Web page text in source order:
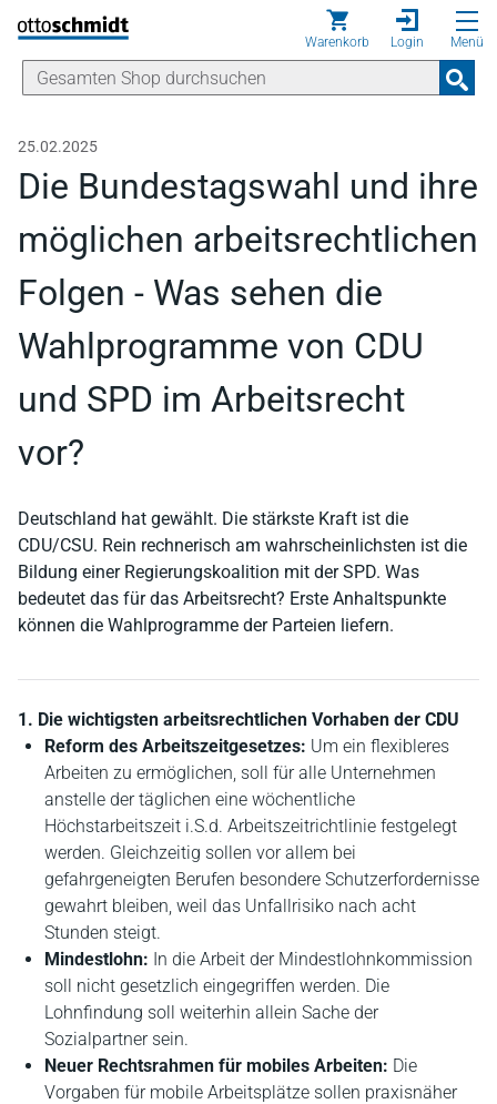
Direkt zum Inhalt
Warenkorb Login Menü
25.02.2025
Die Bundestagswahl und ihre
möglichen arbeitsrechtlichen
Folgen - Was sehen die
Wahlprogramme von CDU
und SPD im Arbeitsrecht
vor?
Deutschland hat gewählt. Die stärkste Kraft ist die
CDU/CSU. Rein rechnerisch am wahrscheinlichsten ist die
Bildung einer Regierungskoalition mit der SPD. Was
bedeutet das für das Arbeitsrecht? Erste Anhaltspunkte
können die Wahlprogramme der Parteien liefern.
1. Die wichtigsten arbeitsrechtlichen Vorhaben der CDU
Reform des Arbeitszeitgesetzes: Um ein flexibleres
Arbeiten zu ermöglichen, soll für alle Unternehmen
anstelle der täglichen eine wöchentliche
Höchstarbeitszeit i.S.d. Arbeitszeitrichtlinie festgelegt
werden. Gleichzeitig sollen vor allem bei
gefahrgeneigten Berufen besondere Schutzerfordernisse
gewahrt bleiben, weil das Unfallrisiko nach acht
Stunden steigt.
Mindestlohn: In die Arbeit der Mindestlohnkommission
soll nicht gesetzlich eingegriffen werden. Die
Lohnfindung soll weiterhin allein Sache der
Sozialpartner sein.
Neuer Rechtsrahmen für mobiles Arbeiten: Die
Vorgaben für mobile Arbeitsplätze sollen praxisnäher